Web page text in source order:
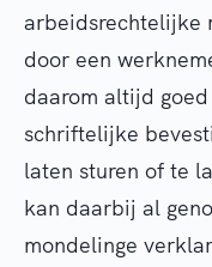
arbeidsrechtelijke
door een
daarom altijd
schriftelijke
laten sturen of te
kan daarbij al
mondelinge